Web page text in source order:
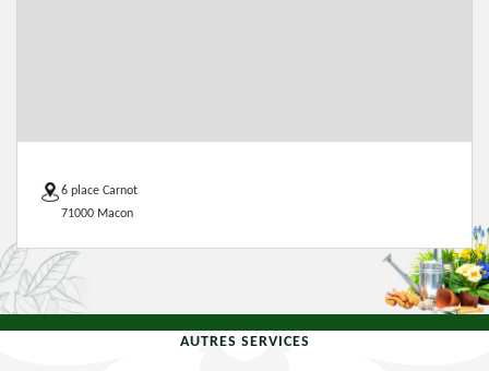
6 place Carnot
71000 Macon
AUTRES SERVICES